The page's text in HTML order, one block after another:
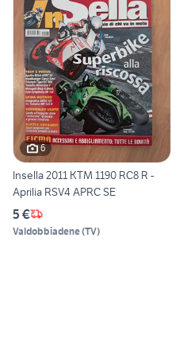
6
Insella 2011 KTM 1190 RC8 R -
Aprilia RSV4 APRC SE
5 €
Valdobbiadene(TV)